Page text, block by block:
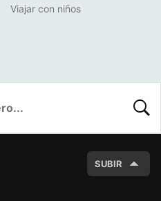
Viajar con niños
SUBIR